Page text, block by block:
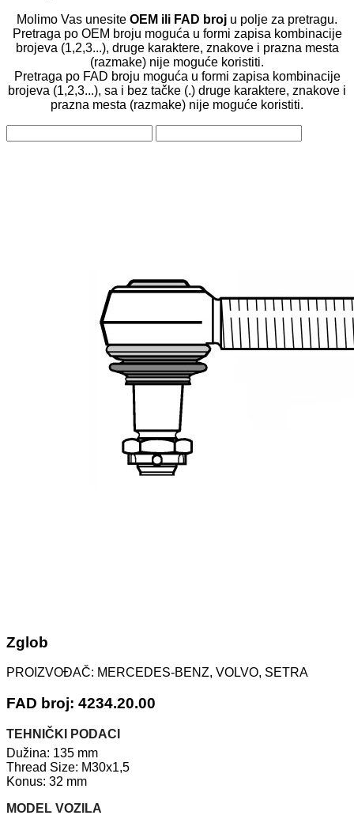
Molimo Vas unesite OEM ili FAD broj u polje za pretragu.
Pretraga po OEM broju moguća u formi zapisa kombinacije
brojeva (1,2,3...), druge karaktere, znakove i prazna mesta
(razmake) nije moguće koristiti.
Pretraga po FAD broju moguća u formi zapisa kombinacije
brojeva (1,2,3...), sa i bez tačke (.) druge karaktere, znakove i
prazna mesta (razmake) nije moguće koristiti.
Zglob
PROIZVOĐAČ: MERCEDES-BENZ, VOLVO, SETRA
FAD broj: 4234.20.00
TEHNIČKI PODACI
Dužina: 135 mm
Thread Size: M30x1,5
Konus: 32 mm
MODEL VOZILA